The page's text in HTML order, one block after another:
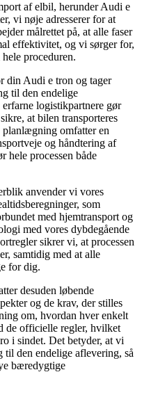
af elbil, herunder Audi e
vi nøje adresserer for at
målrettet på, at alle faser
effektivitet, og vi sørger for,
proceduren.
din Audi e tron og tager
til den endelige
logistikpartnere gør
at bilen transporteres
omfatter en
og håndtering af
hele processen både
anvender vi vores
som
med hjemtransport og
med vores dybdegående
sikrer vi, at processen
samtidig med at alle
for dig.
desuden løbende
og de krav, der stilles
om, hvordan hver enkelt
de officielle regler, hvilket
i sindet. Det betyder, at vi
den endelige aflevering, så
bæredygtige